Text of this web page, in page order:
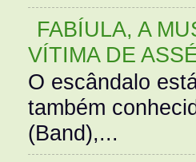
FABÍULA, A
VÍTIMA DE
O escândalo
também
(Band),...